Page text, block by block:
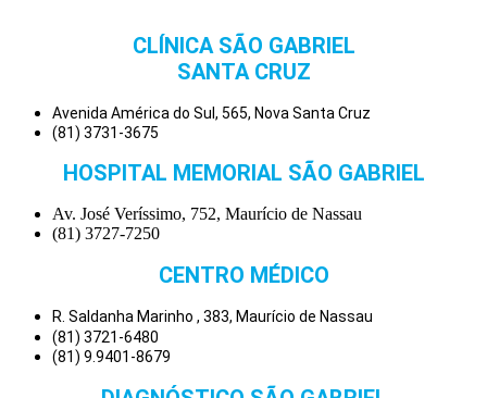
CLÍNICA SÃO GABRIEL
SANTA CRUZ
Avenida América do Sul, 565, Nova Santa Cruz
(81) 3731-3675
HOSPITAL MEMORIAL SÃO GABRIEL
Av. José Veríssimo, 752, Maurício de Nassau
(81) 3727-7250
CENTRO MÉDICO
R. Saldanha Marinho , 383, Maurício de Nassau
(81) 3721-6480
(81) 9.9401-8679